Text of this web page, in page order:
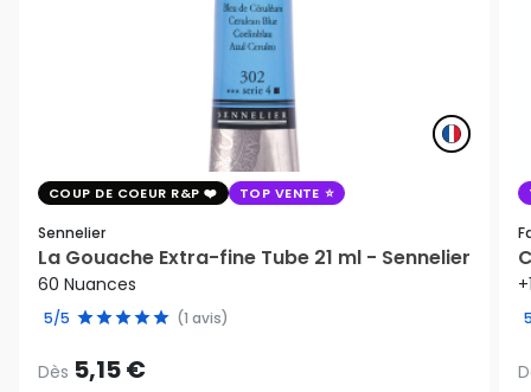
COUP DE COEUR R&P TOP VENTE
Sennelier
La Gouache Extra-fine Tube 21 ml - Sennelier
60 Nuances
5/5 (1 avis)
Dès 5,15 €